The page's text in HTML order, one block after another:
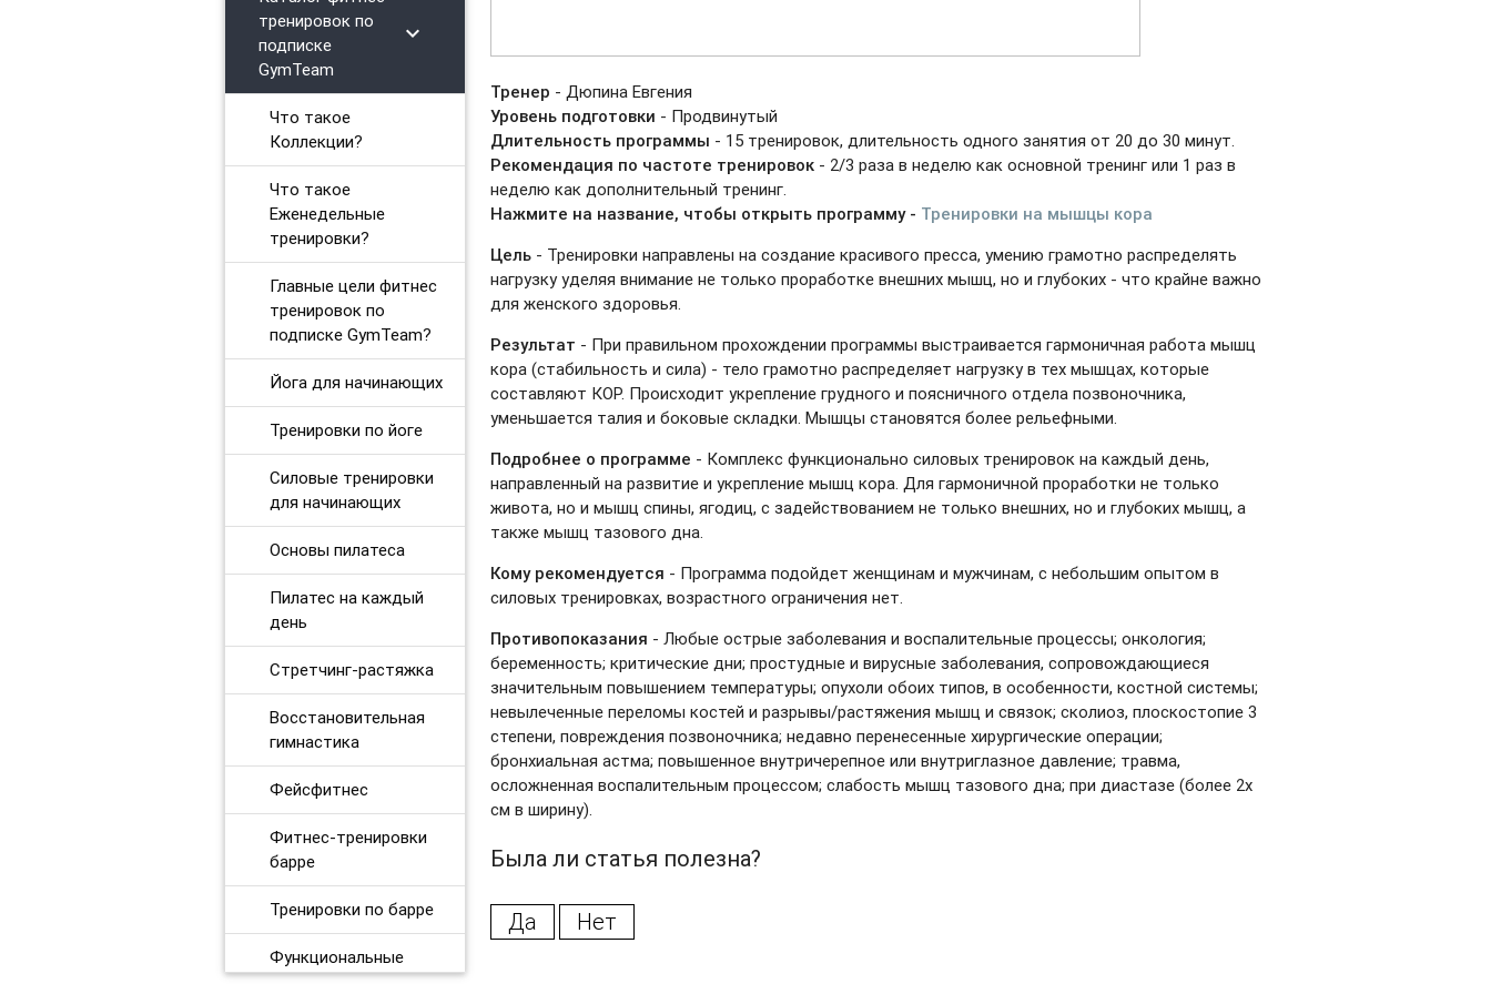
Тренировки при диастазе
Фитнес бокс. Продвинутый уровень
Функциональные тренировки для продвинутых
Интервальные кардиотренировки
Динамическая растяжка. Продвинутый уровень
Силовые тренировки при ограничениях
тренировок по
подписке
GymTeam
chevron_right
Что такое
Коллекции?
Что такое
Еженедельные
тренировки?
Главные цели фитнес
тренировок по
подписке GymTeam?
Йога для начинающих
Тренировки по йоге
Силовые тренировки
для начинающих
Основы пилатеса
Пилатес на каждый
день
Стретчинг-растяжка
Восстановительная
гимнастика
Фейсфитнес
Фитнес-тренировки
барре
Тренировки по барре
Функциональные
тренировки
Тренер - Дюпина Евгения
Уровень подготовки - Продвинутый
Длительность программы - 15 тренировок, длительность одного занятия от 20 до 30 минут.
Рекомендация по частоте тренировок - 2/3 раза в неделю как основной тренинг или 1 раз в
неделю как дополнительный тренинг.
Нажмите на название, чтобы открыть программу - Тренировки на мышцы кора
Цель - Тренировки направлены на создание красивого пресса, умению грамотно распределять
нагрузку уделяя внимание не только проработке внешних мышц, но и глубоких - что крайне важно
для женского здоровья.
Результат - При правильном прохождении программы выстраивается гармоничная работа мышц
кора (стабильность и сила) - тело грамотно распределяет нагрузку в тех мышцах, которые
составляют КОР. Происходит укрепление грудного и поясничного отдела позвоночника,
уменьшается талия и боковые складки. Мышцы становятся более рельефными.
Подробнее о программе - Комплекс функционально силовых тренировок на каждый день,
направленный на развитие и укрепление мышц кора. Для гармоничной проработки не только
живота, но и мышц спины, ягодиц, с задействованием не только внешних, но и глубоких мышц, а
также мышц тазового дна.
Кому рекомендуется - Программа подойдет женщинам и мужчинам, с небольшим опытом в
силовых тренировках, возрастного ограничения нет.
Противопоказания - Любые острые заболевания и воспалительные процессы; онкология;
беременность; критические дни; простудные и вирусные заболевания, сопровождающиеся
значительным повышением температуры; опухоли обоих типов, в особенности, костной системы;
невылеченные переломы костей и разрывы/растяжения мышц и связок; сколиоз, плоскостопие 3
степени, повреждения позвоночника; недавно перенесенные хирургические операции;
бронхиальная астма; повышенное внутричерепное или внутриглазное давление; травма,
осложненная воспалительным процессом; слабость мышц тазового дна; при диастазе (более 2х
см в ширину).
Была ли статья полезна?
Да Нет